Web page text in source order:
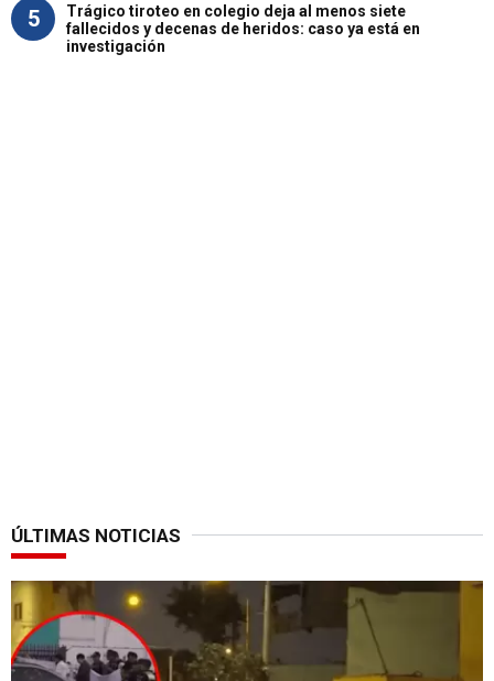
5
Trágico tiroteo en colegio deja al menos siete
fallecidos y decenas de heridos: caso ya está en
investigación
ÚLTIMAS NOTICIAS